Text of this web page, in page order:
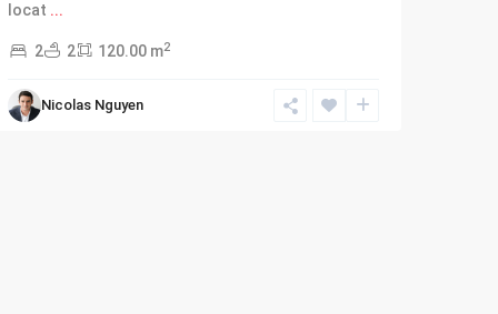
locat ...
2 2 120.00 m2
Nicolas Nguyen